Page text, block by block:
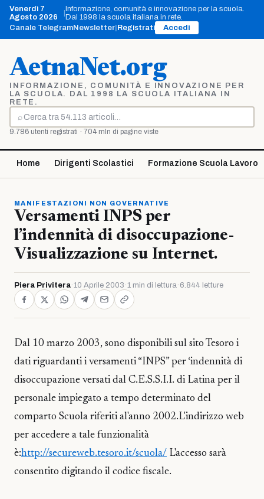
Vai
contenuto
Venerdì 7
Agosto 2026
Informazione, comunità e innovazione per la scuola.
Dal 1998 la scuola italiana in rete.
Canale TelegramNewsletter Registrati Accedi
AetnaNet.org
INFORMAZIONE, COMUNITÀ E INNOVAZIONE PER
LA SCUOLA. DAL 1998 LA SCUOLA ITALIANA IN
RETE.
⌕
Cerca
9.786 utenti registrati · 704 mln di pagine viste
Home Dirigenti Scolastici Formazione Scuola Lavoro
MANIFESTAZIONI NON GOVERNATIVE
Versamenti INPS per
l’indennità di disoccupazione-
Visualizzazione su Internet.
Piera Privitera·10 Aprile 2003 ·1 min di lettura· 6.844 letture
Dal 10 marzo 2003, sono disponibili sul sito Tesoro i
dati riguardanti i versamenti “INPS” per ‘indennità di
disoccupazione versati dal C.E.S.S.I.I. di Latina per il
personale impiegato a tempo determinato del
comparto Scuola riferiti al'anno 2002.L'indirizzo web
per accedere a tale funzionalità
è:http://secureweb.tesoro.it/scuola/ L'accesso sarà
consentito digitando il codice fiscale.